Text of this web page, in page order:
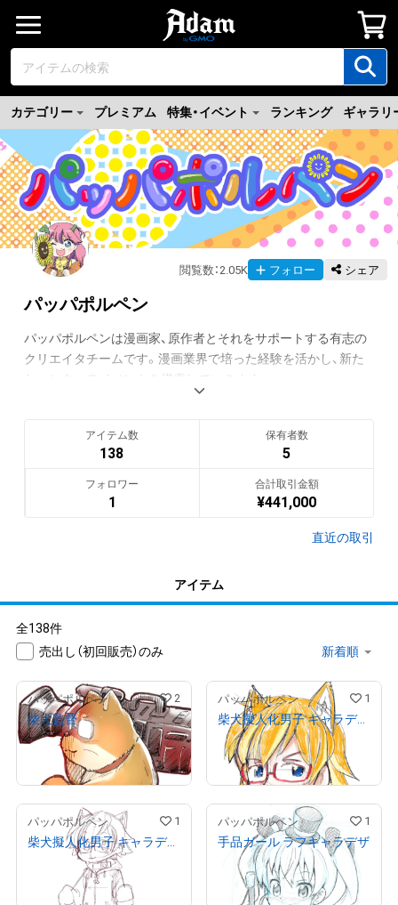
カテゴリー プレミアム 特集・イベント ランキング ギャラリ
閲覧数 ： 2.05K フォロー シェア
パッパポルペン
パッパポルペンは漫画家、原作者とそれをサポートする有志の
クリエイタチームです。漫画業界で培った経験を活かし、新た
なエンターテイメントを模索していきます。
の頃のお姉ちゃんはもういない？」 「ごすじん大好きポン太の憂
鬱」など Twitter→@sapuriba
前田竜幸(Mikey)
週刊少年ジャンプを中心に、有名な漫画家から新人漫画家まで
２０箇所以上アシスタントとして活動。
コミカライズ作品の制作にも携わる。 専門学校での講師経験も
あり、漫画の描き方や魅力についてYouTubeなどで世界に向け
て発信。
Tatsuyuki -or ‘Mikey’ if that’s too much of a tongue twister-
has been a professional manga artist for over a decade. He’s
even been a guest lecturer at Japanese universities on the
process of creating manga!
Twitter→@tatsuyuki2010
Instagram→tatsuyuki_mikey_maeda
Twitch→mikey_maeda
翻訳（AI）を表示
アイテム数
138
保有者数
5
フォロワー
1
合計取引金額
¥441,000
直近の取引
アイテム
全138件
売出し（初回販売）のみ
パッパポルペン 2
柴犬監督
¥30,000
売出し（初回販売）
パッパポルペン 1
柴犬擬人化男子 キャラデザ案
¥10,000
売出し（初回販売）
パッパポルペン 1
柴犬擬人化男子 キャラデザ案 デフォルメ
10,000
売出し（初回販売）
パッパポルペン 1
手品ガール ラフキャラデザ
10,000
売出し（初回販売）